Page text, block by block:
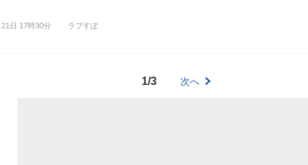
日 17時30分 ラブすぽ
1/3 次へ